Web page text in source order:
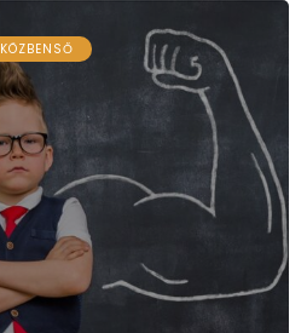
KÖZBENSŐ